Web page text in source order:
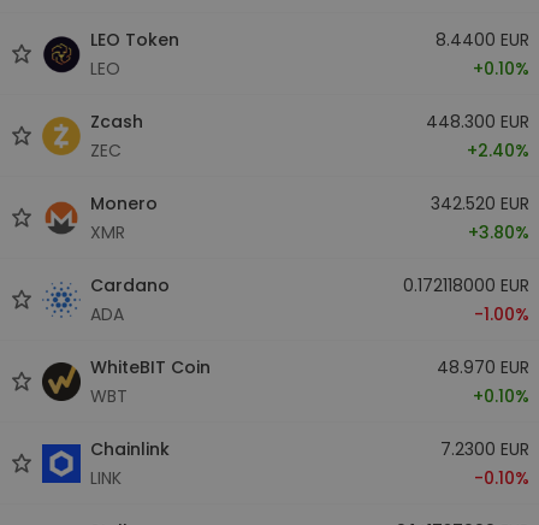
LEO Token
LEO
8.4400 EUR
+0.10%
Zcash
ZEC
448.300 EUR
+2.40%
Monero
XMR
342.520 EUR
+3.80%
Cardano
ADA
0.172118000 EUR
-1.00%
WhiteBIT Coin
WBT
48.970 EUR
+0.10%
Chainlink
LINK
7.2300 EUR
-0.10%